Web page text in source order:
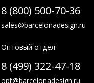
8 (800) 500-70-36
sales@barcelonadesign.ru
Оптовый отдел:
8 (499) 322-47-18
opt@barcelonadesign.ru